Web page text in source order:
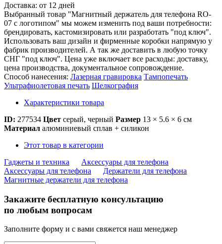
Доставка: от 12 дней
Выбранный товар "Магнитный держатель для телефона RO-
07 с логотипом" мы можем изменить под ваши потребности:
брендировать, кастомизировать или разработать "под ключ".
Использовать ваш дизайн и фирменные коробки напрямую у
фабрик производителей. А так же доставить в любую точку
СНГ "под ключ". Цена уже включает все расходы: доставку,
цена производства, документальное сопровождение.
Способ нанесения: Лазерная гравировка Тампопечать
Ультрафиолетовая печать Шелкография
Характеристики товара
ID: 277534 Цвет серый, черный Размер 13 × 5.6 × 6 см
Материал алюминиевый сплав + силикон
Этот товар в категории
Гаджеты и техника
Аксессуары для телефона
Аксессуары для телефона
Держатели для телефона
Магнитные держатели для телефона
Закажите бесплатную консультацию
по любым вопросам
Заполните форму и с вами свяжется наш менеджер